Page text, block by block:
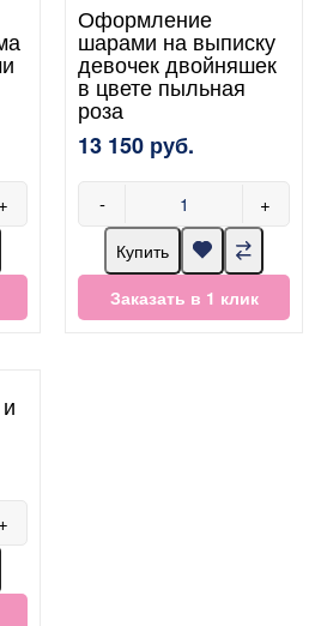
+
Оформление
шарами на выписку
девочек двойняшек
в цвете пыльная
роза
13 150 руб.
- +
Купить
Заказать в 1 клик
+